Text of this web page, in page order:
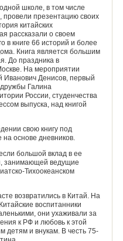
школе, в том числе
провели презентацию своих
китайских
рассказали о своем
в книге 66 историй и более
Книга является большим
До праздника в
На мероприятии
Иванович Денисов, первый
Галина
России, студенчества
выпуска, над книгой
свою книгу под
основе дневников.
большой вклад в ее
занимающей ведущие
Тихоокеанском
возвратились в Китай. На
воспитанники
они ухаживали за
к РФ и любовь к этой
детям и внукам. В честь 75-